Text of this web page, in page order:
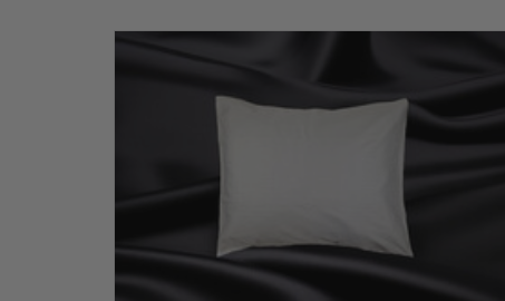
Een Sofiben dekbedovertrek hotellinnen Stone wordt
kussenslopen. Bestel nu met voordeel een extra set bij uw
eerste aankoop en ontvang korting op het 2e kussensloop
TOEVOEGEN AAN WINKELWAGEN